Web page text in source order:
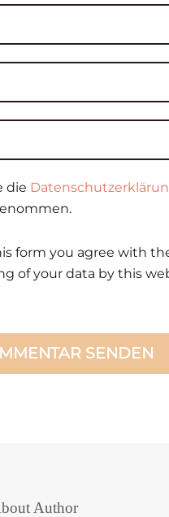
die
form you agree with
of your data by this
SENDEN
Author